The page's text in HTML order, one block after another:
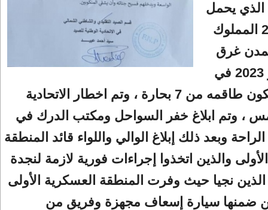
الذي يحمل
رقم 25969 المملوك
غرق
يوم 2 يناير 2023 في
البحر ، ويتكون طاقمه من 7 بحارة ، وتم اخطار الاتحادية
، وتم ابلاغ خفر السواحل ومكتب الدرك في
وبعد ذلك إبلاغ الوالي واللواء قائد المنطقة
والذين اتخذوا إجراءات فورية لازمة لنجدة
نجيا حيث وفرت المنطقة العسكرية الأولى
ضمنها سيارة إسعاف مجهزة وفريق من